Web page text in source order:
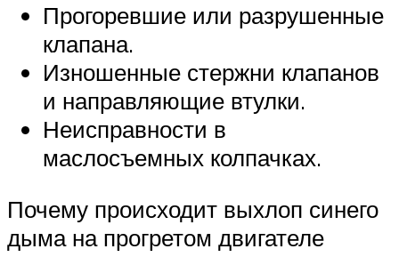
Прогоревшие или разрушенные
клапана.
Изношенные стержни клапанов
и направляющие втулки.
Неисправности в
маслосъемных колпачках.
Почему происходит выхлоп синего
дыма на прогретом двигателе